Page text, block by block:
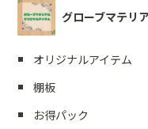
グローブマテリ
オリジナルアイテム
棚板
お得パック